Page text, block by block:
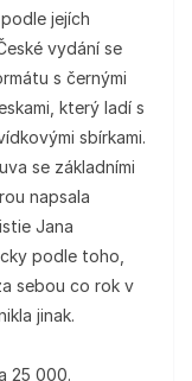
jejích
vydání se
s černými
který ladí s
sbírkami.
se základními
napsala
Jana
podle toho,
sebou co rok v
jinak.
25 000.